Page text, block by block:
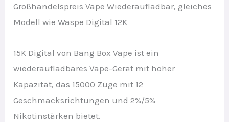
was:
is:
Großhandelspreis Vape Wiederaufladbar, gleiches
Modell wie Waspe Digital 12K
15K Digital von Bang Box Vape ist ein
wiederaufladbares Vape-Gerät mit hoher
Kapazität, das 15000 Züge mit 12
Geschmacksrichtungen und 2%/5%
Nikotinstärken bietet.